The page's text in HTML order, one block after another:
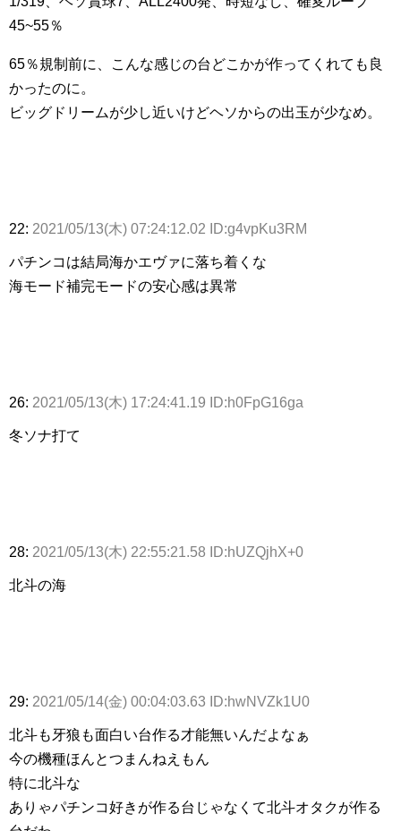
45~55％
65％規制前に、こんな感じの台どこかが作ってくれても良
かったのに。
ビッグドリームが少し近いけどヘソからの出玉が少なめ。
22: 2021/05/13(木) 07:24:12.02 ID:g4vpKu3RM
パチンコは結局海かエヴァに落ち着くな
海モード補完モードの安心感は異常
26: 2021/05/13(木) 17:24:41.19 ID:h0FpG16ga
冬ソナ打て
28: 2021/05/13(木) 22:55:21.58 ID:hUZQjhX+0
北斗の海
29: 2021/05/14(金) 00:04:03.63 ID:hwNVZk1U0
北斗も牙狼も面白い台作る才能無いんだよなぁ
今の機種ほんとつまんねえもん
特に北斗な
ありゃパチンコ好きが作る台じゃなくて北斗オタクが作る